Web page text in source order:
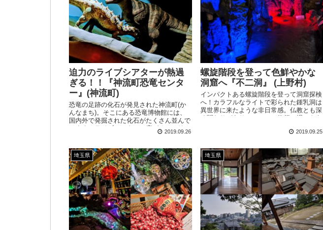
迫力のライブシアターが熱過
ぎる！！『神流町恐竜センタ
ー』(神流町)
恐竜の足跡の化石が発見された神流町(か
んなまち)。そこにある恐竜博物館には、
国内外で発掘された化石がたくさん並んで
います。ライブシアターに広がるのはリア
ルな恐竜ロボットによって再現された中世
2019.09.26
螺旋階段を登って色鮮やかな
洞窟へ『不二洞』 (上野村)
インパクトある螺旋階段を登って洞窟探検
へ！カラフルなライトで彩られた鍾乳洞は
異世界に来たような非日常感。仏教とも深
く関わりがあり、かつては修行の場でもあ
2019.09.25
埼玉県 埼玉県